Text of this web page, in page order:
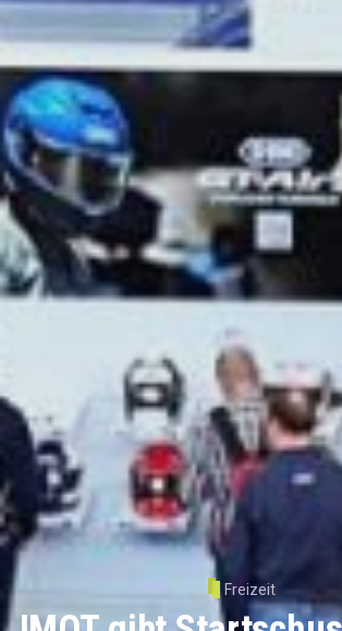
Freizeit